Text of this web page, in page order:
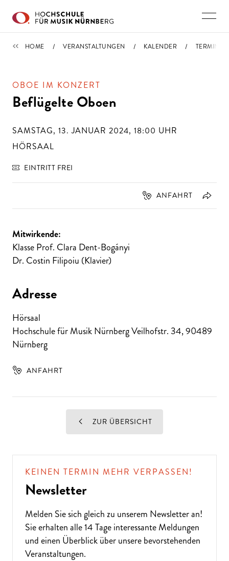
TERMINE
HOME VERANSTALTUNGEN KALENDER TERMIN
OBOE IM KONZERT
Beflügelte Oboen
SAMSTAG, 13. JANUAR 2024, 18:00 UHR
HÖRSAAL
EINTRITT FREI
ANFAHRT
Mitwirkende:
Klasse Prof. Clara Dent-Bogányi
Dr. Costin Filipoiu (Klavier)
Adresse
Hörsaal
Hochschule für Musik Nürnberg Veilhofstr. 34,90489
Nürnberg
ANFAHRT
ZUR ÜBERSICHT
KEINEN TERMIN MEHR VERPASSEN!
Newsletter
Melden Sie sich gleich zu unserem Newsletteran!
Sie erhalten alle 14 Tage interessante Meldungen
und einen Überblick über unsere bevorstehenden
Veranstaltungen.